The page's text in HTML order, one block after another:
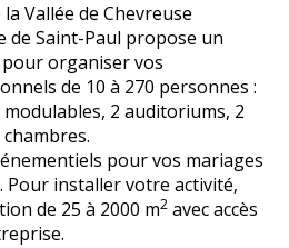
Vallée de Chevreuse
de Saint-Paul propose un
organiser vos
de 10 à 270 personnes :
2 auditoriums, 2
pour vos mariages
Pour installer votre activité,
de 25 à 2000 m2 avec accès